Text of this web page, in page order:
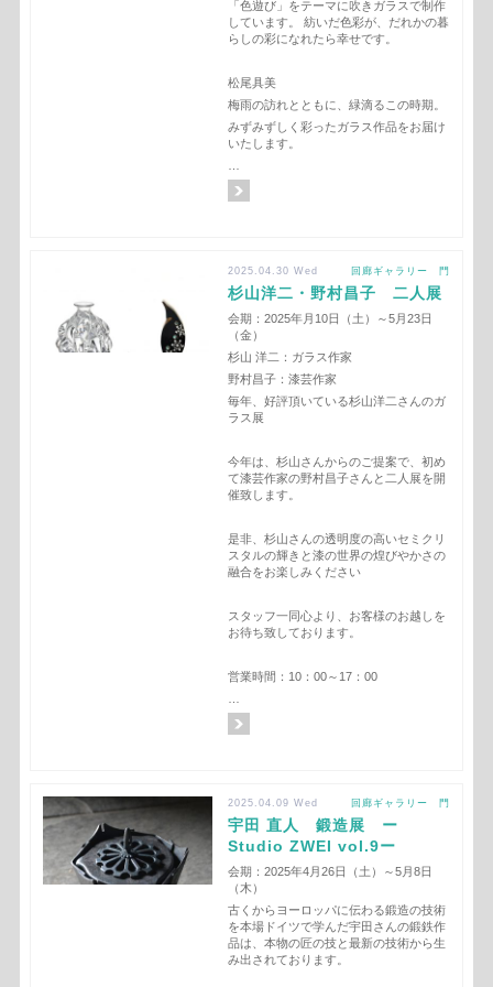
「色遊び」をテーマに吹きガラスで制作
しています。 紡いだ色彩が、だれかの暮
らしの彩になれたら幸せです。
松尾具美
梅雨の訪れとともに、緑滴るこの時期。
みずみずしく彩ったガラス作品をお届け
いたします。
…
2025.04.30 Wed 回廊ギャラリー 門
杉山洋二・野村昌子 二人展
会期：2025年月10日（土）～5月23日
（金）
杉山 洋二：ガラス作家
野村昌子：漆芸作家
毎年、好評頂いている杉山洋二さんのガ
ラス展
今年は、杉山さんからのご提案で、初め
て漆芸作家の野村昌子さんと二人展を開
催致します。
是非、杉山さんの透明度の高いセミクリ
スタルの輝きと漆の世界の煌びやかさの
融合をお楽しみください
スタッフ一同心より、お客様のお越しを
お待ち致しております。
営業時間：10：00～17：00
2025.04.09 Wed 回廊ギャラリー 門
宇田 直人 鍛造展 ー
Studio ZWEI vol.9ー
会期：2025年4月26日（土）～5月8日
（木）
古くからヨーロッパに伝わる鍛造の技術
を本場ドイツで学んだ宇田さんの鍛鉄作
品は、本物の匠の技と最新の技術から生
み出されております。